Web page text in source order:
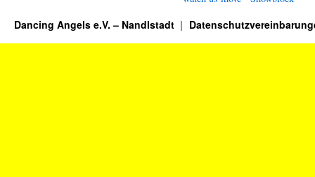
Dancing Angels e.V. – Nandlstadt